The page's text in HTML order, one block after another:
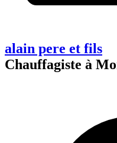
alain pere et fils
Chauffagiste à